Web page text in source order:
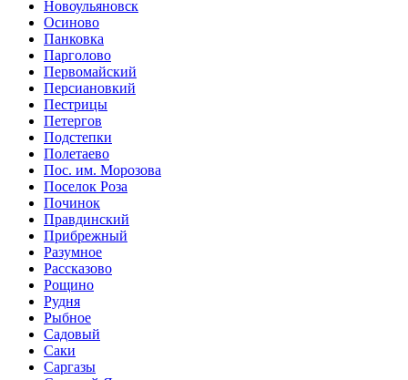
Новоульяновск
Осиново
Панковка
Парголово
Первомайский
Персиановкий
Пестрицы
Петергов
Подстепки
Полетаево
Пос. им. Морозова
Поселок Роза
Починок
Правдинский
Прибрежный
Разумное
Рассказово
Рощино
Рудня
Рыбное
Садовый
Саки
Саргазы